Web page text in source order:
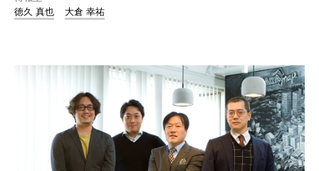
徳久 真也
大倉 幸祐